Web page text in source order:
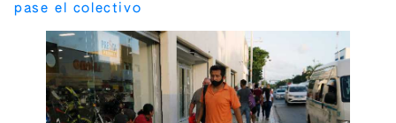
pase el colectivo